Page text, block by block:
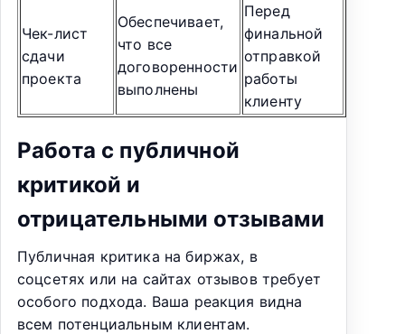
Чек-лист
сдачи
проекта
Обеспечивает,
что все
договоренности
выполнены
Перед
финальной
отправкой
работы
клиенту
Работа с публичной
критикой и
отрицательными отзывами
Публичная критика на биржах, в
соцсетях или на сайтах отзывов требует
особого подхода. Ваша реакция видна
всем потенциальным клиентам.